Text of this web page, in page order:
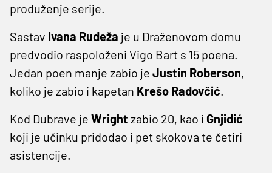
produženje serije.
Sastav Ivana Rudeža je u Draženovom domu
predvodio raspoloženi Vigo Bart s 15 poena.
Jedan poen manje zabio je Justin Roberson,
koliko je zabio i kapetan Krešo Radovčić.
Kod Dubrave je Wright zabio 20, kao i Gnjidić
koji je učinku pridodao i pet skokova te četiri
asistencije.